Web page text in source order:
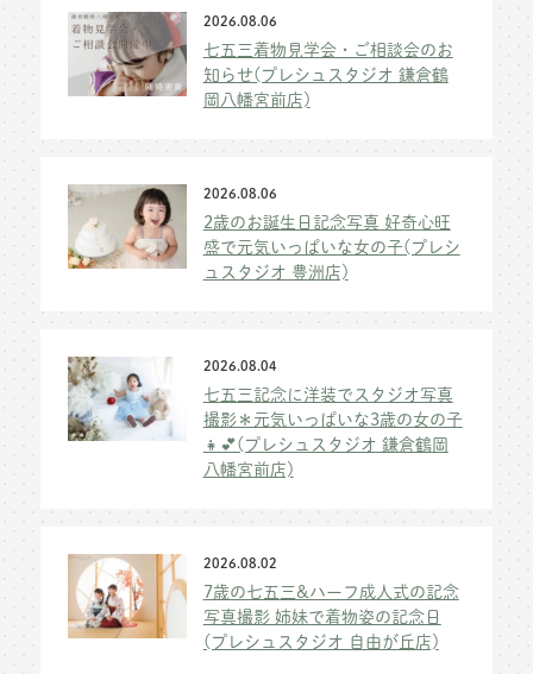
2026.08.06
七五三着物見学会・ご相談会のお
知らせ(プレシュスタジオ 鎌倉鶴
岡八幡宮前店)
2026.08.06
2歳のお誕生日記念写真 好奇心旺
盛で元気いっぱいな女の子(プレシ
ュスタジオ 豊洲店)
2026.08.04
七五三記念に洋装でスタジオ写真
撮影＊元気いっぱいな3歳の女の子
👧💕(プレシュスタジオ 鎌倉鶴岡
八幡宮前店)
2026.08.02
7歳の七五三&ハーフ成人式の記念
写真撮影 姉妹で着物姿の記念日
(プレシュスタジオ 自由が丘店)